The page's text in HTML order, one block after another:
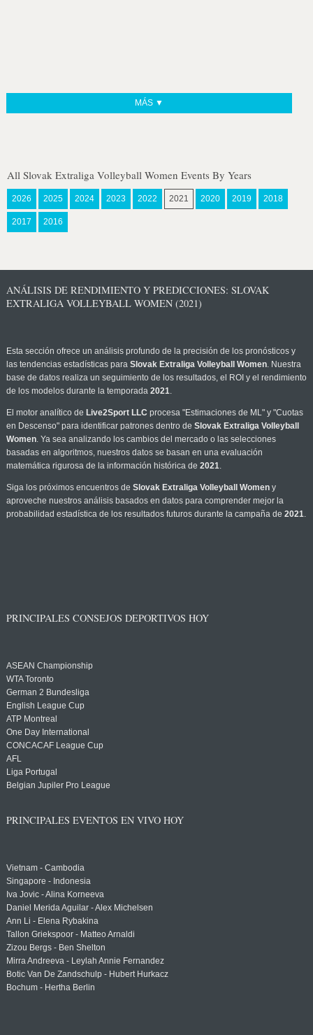
MÁS ▼
All Slovak Extraliga Volleyball Women Events By Years
2026 2025 2024 2023 2022 2021 2020 2019 2018
2017 2016
ANÁLISIS DE RENDIMIENTO Y PREDICCIONES: SLOVAK
EXTRALIGA VOLLEYBALL WOMEN (2021)
Esta sección ofrece un análisis profundo de la precisión de los pronósticos y
las tendencias estadísticas para Slovak Extraliga Volleyball Women. Nuestra
base de datos realiza un seguimiento de los resultados, el ROI y el rendimiento
de los modelos durante la temporada 2021.
El motor analítico de Live2Sport LLC procesa "Estimaciones de ML" y "Cuotas
en Descenso" para identificar patrones dentro de Slovak Extraliga Volleyball
Women. Ya sea analizando los cambios del mercado o las selecciones
basadas en algoritmos, nuestros datos se basan en una evaluación
matemática rigurosa de la información histórica de 2021.
Siga los próximos encuentros de Slovak Extraliga Volleyball Womeny
aproveche nuestros análisis basados en datos para comprender mejor la
probabilidad estadística de los resultados futuros durante la campaña de 2021.
PRINCIPALES CONSEJOS DEPORTIVOS HOY
ASEAN Championship
WTA Toronto
German 2 Bundesliga
English League Cup
ATP Montreal
One Day International
CONCACAF League Cup
AFL
Liga Portugal
Belgian Jupiler Pro League
PRINCIPALES EVENTOS EN VIVO HOY
Vietnam - Cambodia
Singapore - Indonesia
Iva Jovic - Alina Korneeva
Daniel Merida Aguilar - Alex Michelsen
Ann Li - Elena Rybakina
Tallon Griekspoor - Matteo Arnaldi
Zizou Bergs - Ben Shelton
Mirra Andreeva - Leylah Annie Fernandez
Botic Van De Zandschulp - Hubert Hurkacz
Bochum - Hertha Berlin